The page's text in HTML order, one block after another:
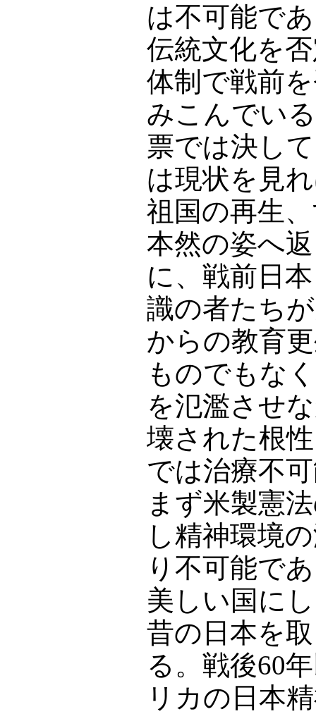
は不可能で
伝統文化を
体制で戦前
みこんでい
票では決し
は現状を見
祖国の再生
本然の姿へ
に、戦前日
識の者たち
からの教育
ものでもな
を氾濫させ
壊された根
では治療不
まず米製憲
し精神環境
り不可能で
美しい国に
昔の日本を
る。戦後60
リカの日本